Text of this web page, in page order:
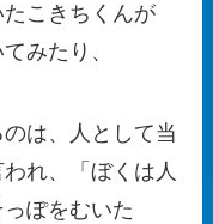
こきちくんが
みたり、
は、人として当
れ、「ぼくは人
ぽをむいた